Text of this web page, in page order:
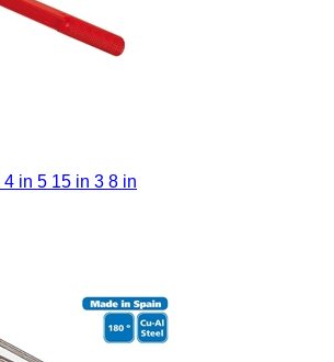
in 5 15 in 3 8 in